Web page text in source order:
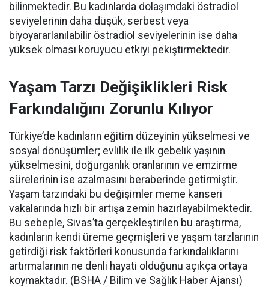
bilinmektedir. Bu kadınlarda dolaşımdaki östradiol
seviyelerinin daha düşük, serbest veya
biyoyararlanılabilir östradiol seviyelerinin ise daha
yüksek olması koruyucu etkiyi pekiştirmektedir.
Yaşam Tarzı Değişiklikleri Risk
Farkındalığını Zorunlu Kılıyor
Türkiye’de kadınların eğitim düzeyinin yükselmesi ve
sosyal dönüşümler; evlilik ile ilk gebelik yaşının
yükselmesini, doğurganlık oranlarının ve emzirme
sürelerinin ise azalmasını beraberinde getirmiştir.
Yaşam tarzındaki bu değişimler meme kanseri
vakalarında hızlı bir artışa zemin hazırlayabilmektedir.
Bu sebeple, Sivas’ta gerçekleştirilen bu araştırma,
kadınların kendi üreme geçmişleri ve yaşam tarzlarının
getirdiği risk faktörleri konusunda farkındalıklarını
artırmalarının ne denli hayati olduğunu açıkça ortaya
koymaktadır. (BSHA / Bilim ve Sağlık Haber Ajansı)